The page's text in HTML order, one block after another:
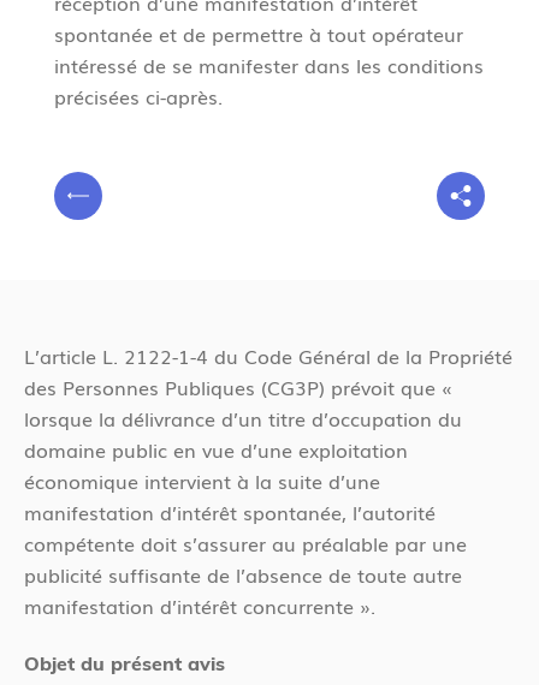
spontanée et de permettre à tout opérateur
intéressé de se manifester dans les conditions
précisées ci-après.
V
o
e
s
i
c
i
P
d
e
n
t
L’article L. 2122-1-4 du Code Général de la Propriété
des Personnes Publiques (CG3P) prévoit que «
lorsque la délivrance d’un titre d’occupation du
domaine public en vue d’une exploitation
économique intervient à la suite d’une
manifestation d’intérêt spontanée, l’autorité
compétente doit s’assurer au préalable par une
publicité suffisante de l’absence de toute autre
manifestation d’intérêt concurrente ».
Objet du présent avis